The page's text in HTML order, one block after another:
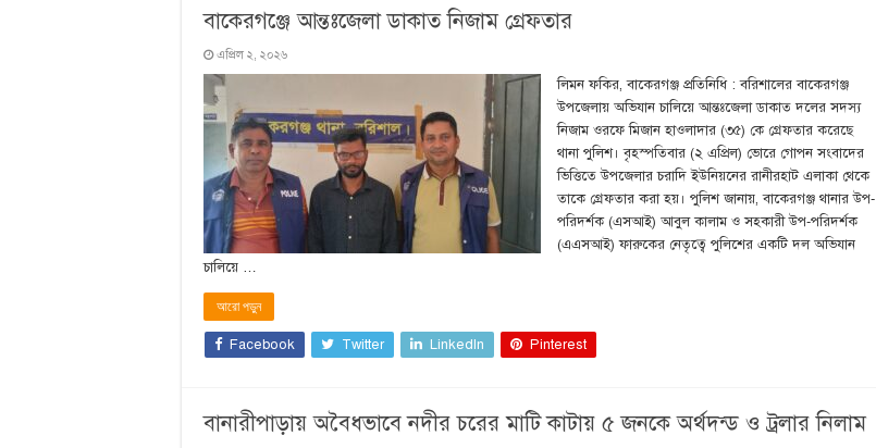
বাকেরগঞ্জে আন্তঃজেলা ডাকাত নিজাম গ্রেফতার
এপ্রিল ২, ২০২৬
লিমন ফকির, বাকেরগঞ্জ প্রতিনিধি : বরিশালের বাকেরগঞ্জ
উপজেলায় অভিযান চালিয়ে আন্তঃজেলা ডাকাত দলের সদস্য
নিজাম ওরফে মিজান হাওলাদার (৩৫) কে গ্রেফতার করেছে
থানা পুলিশ। বৃহস্পতিবার (২ এপ্রিল) ভোরে গোপন সংবাদের
ভিত্তিতে উপজেলার চরাদি ইউনিয়নের রানীরহাট এলাকা থেকে
তাকে গ্রেফতার করা হয়। পুলিশ জানায়, বাকেরগঞ্জ থানার উপ-
পরিদর্শক (এসআই) আবুল কালাম ও সহকারী উপ-পরিদর্শক
(এএসআই) ফারুকের নেতৃত্বে পুলিশের একটি দল অভিযান
চালিয়ে …
আরো পড়ুন
Facebook Twitter LinkedIn Pinterest
বানারীপাড়ায় অবৈধভাবে নদীর চরের মাটি কাটায় ৫ জনকে অর্থদন্ড ও ট্রলার নিলাম